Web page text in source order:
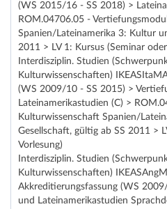
(WS 2015/16 - SS 2018) >
ROM.04706.05 -
Spanien/Lateinamerika 3: Kultur
2011 > LV 1: Kursus (Seminar
Interdisziplin. Studien
Kulturwissenschaften)
(WS 2009/10 - SS 2015) >
Lateinamerikastudien (C) >
Kulturwissenschaft Spanien/
Gesellschaft, gültig ab SS 2011 >
Vorlesung)
Interdisziplin. Studien
Kulturwissenschaften)
Akkreditierungsfassung (WS
und Lateinamerikastudien